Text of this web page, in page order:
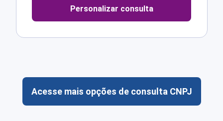
Personalizar consulta
Acesse mais opções de consulta CNPJ